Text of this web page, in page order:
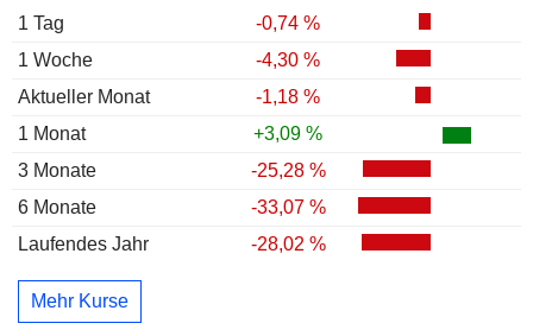
1 Tag
-0,74 %
1 Woche
-4,30 %
Aktueller Monat
-1,18 %
1 Monat
+3,09 %
3 Monate
-25,28 %
6 Monate
-33,07 %
Laufendes Jahr
-28,02 %
Mehr Kurse